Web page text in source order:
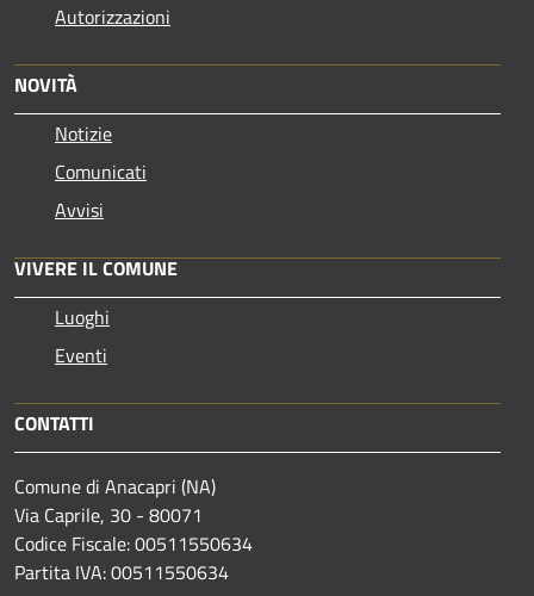
Autorizzazioni
NOVITÀ
Notizie
Comunicati
Avvisi
VIVERE IL COMUNE
Luoghi
Eventi
CONTATTI
Comune di Anacapri (NA)
Via Caprile, 30 - 80071
Codice Fiscale: 00511550634
Partita IVA: 00511550634